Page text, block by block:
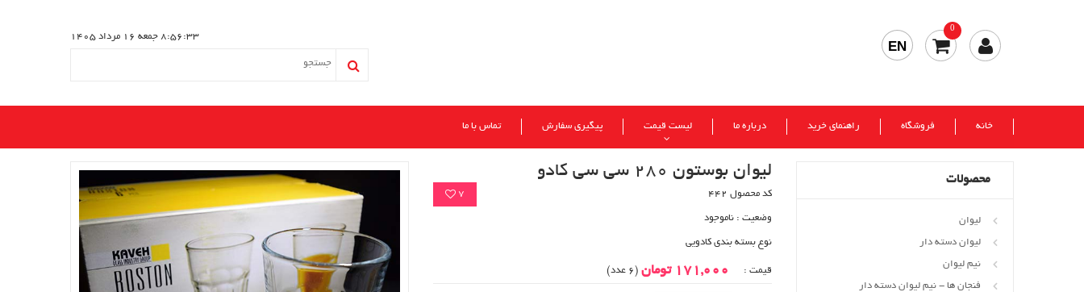
8:56:33 جمعه 16 مرداد 1405
0
EN
خانه فروشگاه راهنمای خرید درباره ما لیست قیمت پیگیری سفارش تماس با ما
لیوان بوستون 280 سی سی کادو
7 کد محصول 442
وضعیت : ناموجود
نوع بسته بندی کادویی
قیمت : 171,000 تومان (6 عدد)
محصولات
لیوان
لیوان دسته دار
نیم لیوان
فنجان ها - نیم لیوان دسته دار